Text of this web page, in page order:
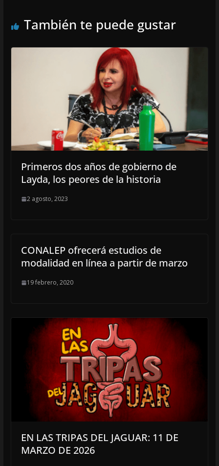
También te puede gustar
Primeros dos años de gobierno de
Layda, los peores de la historia
2 agosto, 2023
CONALEP ofrecerá estudios de
modalidad en línea a partir de marzo
19 febrero, 2020
EN LAS TRIPAS DEL JAGUAR: 11 DE
MARZO DE 2026